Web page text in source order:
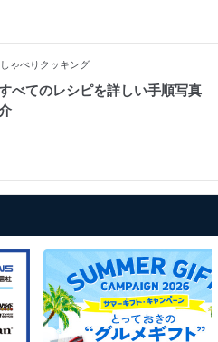
ゃべりクッキング
べてのレシピを詳しい手順写真